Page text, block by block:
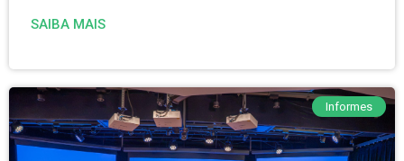
SAIBA MAIS
Informes